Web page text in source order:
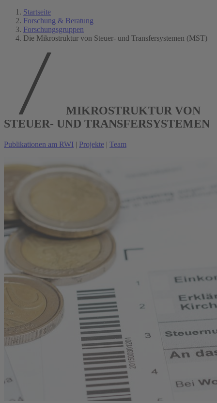
Startseite
Forschung & Beratung
Forschungsgruppen
Die Mikrostruktur von Steuer- und Transfersystemen (MST)
MIKROSTRUKTUR VON
STEUER- UND TRANSFERSYSTEMEN
Publikationen am RWI | Projekte | Team